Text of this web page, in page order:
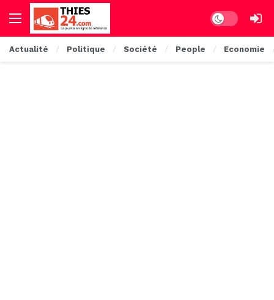
Dark mode
Actualité Politique Société People Economie